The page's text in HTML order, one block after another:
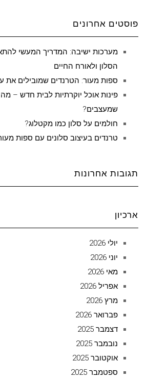
פוסטים אחרונים
מערכות ישיבה: המדריך המעשי
הסלון ולאורח החיים
ספות מעור: הטרנדים שמובילים את
פינות אוכל יוקרתיות לבית חדש –
שמעצבים?
חולמים על סלון כמו מקטלוג?
טרנדים בעיצוב סלונים עם ספות
תגובות אחרונות
ארכיון
יולי 2026
יוני 2026
מאי 2026
אפריל 2026
מרץ 2026
פברואר 2026
דצמבר 2025
נובמבר 2025
אוקטובר 2025
ספטמבר 2025